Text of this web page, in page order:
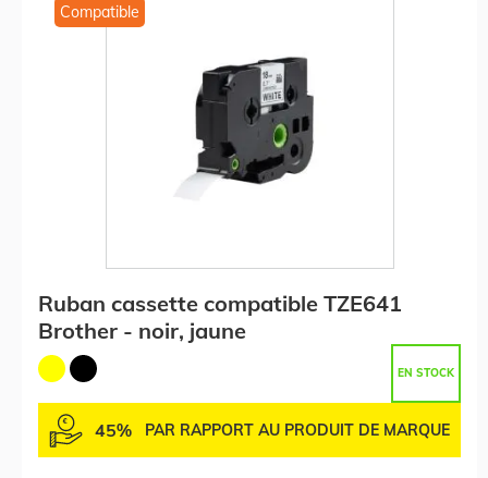
Compatible
Ruban cassette compatible TZE641
Brother - noir, jaune
EN STOCK
45% PAR RAPPORT AU PRODUIT DE MARQUE